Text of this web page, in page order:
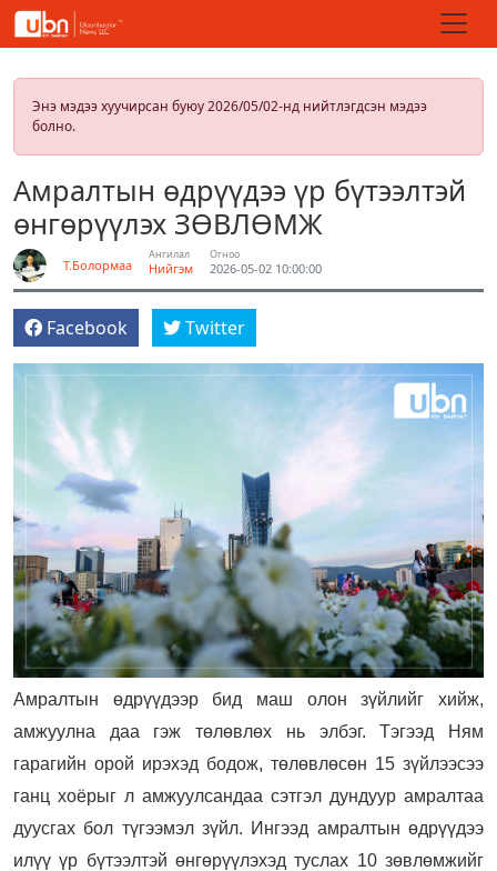
Энэ мэдээ хуучирсан буюу 2026/05/02-нд нийтлэгдсэн мэдээ
болно.
Амралтын өдрүүдээ үр бүтээлтэй
өнгөрүүлэх ЗӨВЛӨМЖ
Т.Болормаа
Ангилал
Нийгэм
Огноо
2026-05-02 10:00:00
Facebook Twitter
Амралтын өдрүүдээр бид маш олон зүйлийг хийж,
амжуулна даа гэж төлөвлөх нь элбэг. Тэгээд Ням
гарагийн орой ирэхэд бодож, төлөвлөсөн 15 зүйлээсээ
ганц хоёрыг л амжуулсандаа сэтгэл дундуур амралтаа
дуусгах бол түгээмэл зүйл. Ингээд амралтын өдрүүдээ
илүү үр бүтээлтэй өнгөрүүлэхэд туслах 10 зөвлөмжийг